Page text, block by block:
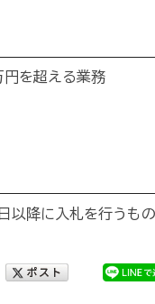
円を超える業務
以降に入札を行うもの